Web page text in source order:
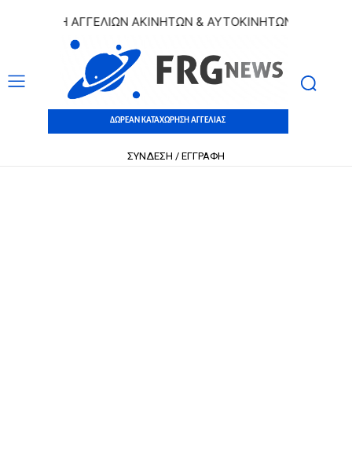
ΑΓΓΕΛΙΩΝ ΑΚΙΝΗΤΩΝ & ΑΥΤΟΚΙΝΗΤΩΝ | ΔΩΡΕΑΝ
ΔΩΡΕΑΝ ΚΑΤΑΧΩΡΗΣΗ ΑΓΓΕΛΙΑΣ
ΣΥΝΔΕΣΗ / ΕΓΓΡΑΦΗ